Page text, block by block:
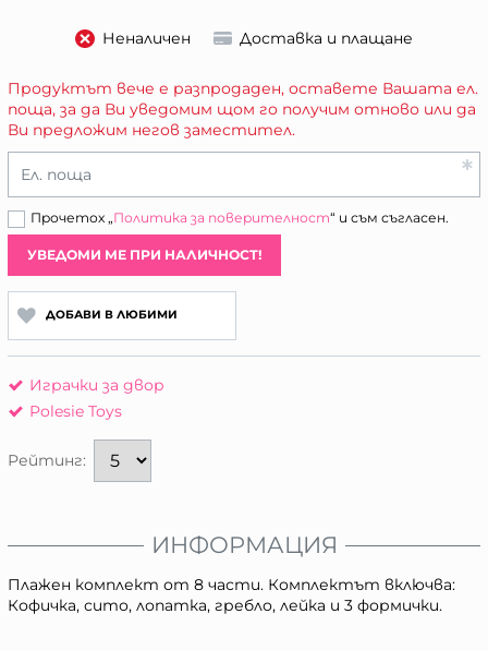
Неналичен Доставка и плащане
Продуктът вече е разпродаден, оставете Вашата ел.
поща, за да Ви уведомим щом го получим отново или да
Ви предложим негов заместител.
Ел. поща
Прочетох „Политика за поверителност“ и съм съгласен.
УВЕДОМИ МЕ ПРИ НАЛИЧНОСТ!
ДОБАВИ В ЛЮБИМИ
Играчки за двор
Polesie Toys
Рейтинг:
ИНФОРМАЦИЯ
Плажен комплект от 8 части. Комплектът включва:
Кофичка, сито, лопатка, гребло, лейка и 3 формички.